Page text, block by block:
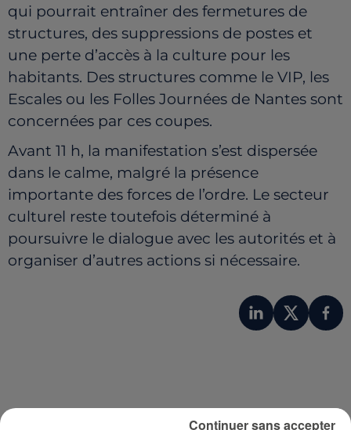
qui pourrait entraîner des fermetures de
structures, des suppressions de postes et
une perte d’accès à la culture pour les
habitants. Des structures comme le VIP, les
Escales ou les Folles Journées de Nantes sont
concernées par ces coupes.
Avant 11 h, la manifestation s’est dispersée
dans le calme, malgré la présence
importante des forces de l’ordre. Le secteur
culturel reste toutefois déterminé à
poursuivre le dialogue avec les autorités et à
organiser d’autres actions si nécessaire.
Continuer sans accepter